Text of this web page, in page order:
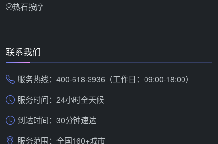
热石按摩
联系我们
服务热线：400-618-3936（工作日：09:00-18:00）
服务时间：24小时全天候
到达时间：30分钟速达
服务范围：全国160+城市